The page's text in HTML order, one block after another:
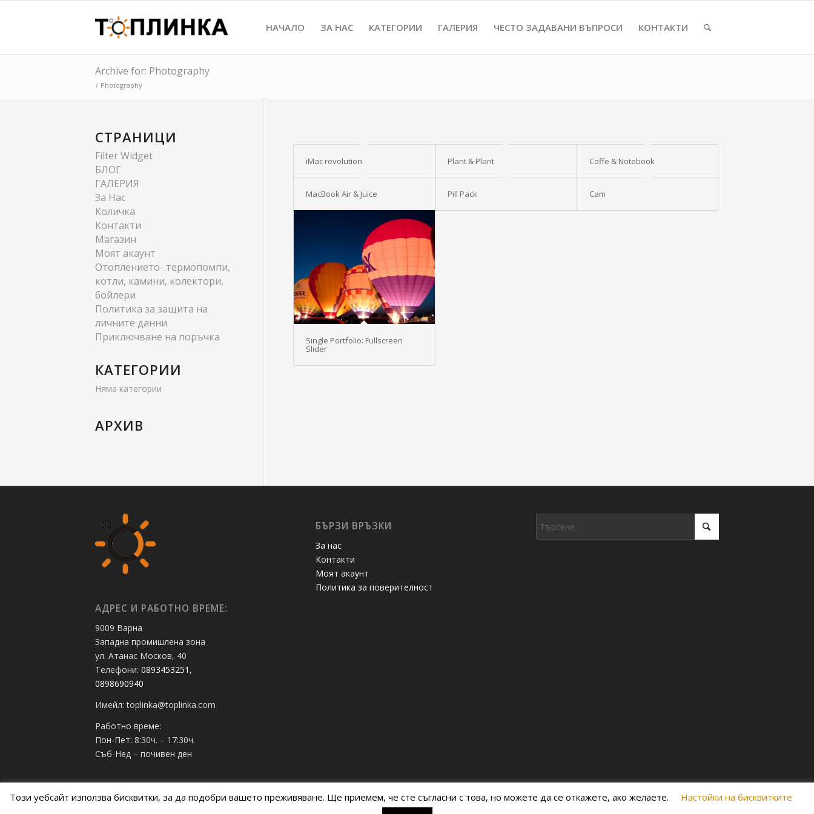
НАЧАЛО ЗА НАС КАТЕГОРИИ ГАЛЕРИЯ ЧЕСТО ЗАДАВАНИ ВЪПРОСИ КОНТАКТИ
Archive for: Photography
/ Photography
iMac revolution Plant & Plant Coffe & Notebook
MacBook Air & Juice Pill Pack Cam
Single Portfolio: Fullscreen
Slider
СТРАНИЦИ
Filter Widget
БЛОГ
ГАЛЕРИЯ
За Нас
Количка
Контакти
Магазин
Моят акаунт
Отоплението- термопомпи,
котли, камини, колектори,
бойлери
Политика за защита на
личните данни
Приключване на поръчка
КАТЕГОРИИ
Няма категории
АРХИВ
АДРЕС И РАБОТНО ВРЕМЕ:
9009 Варна
Западна промишлена зона
ул. Атанас Москов, 40
Телефони: 0893453251 ,
0898690940
Имейл: toplinka@toplinka.com
Работно време:
Пон-Пет: 8:30ч. – 17:30ч.
Съб-Нед – почивен ден
БЪРЗИ ВРЪЗКИ
За нас
Контакти
Моят акаунт
Политика за поверителност
Този уебсайт използва бисквитки, за да подобри вашето преживяване. Ще приемем, че сте съгласни с това, но можете да се откажете, ако желаете. Настойки на бисквитките